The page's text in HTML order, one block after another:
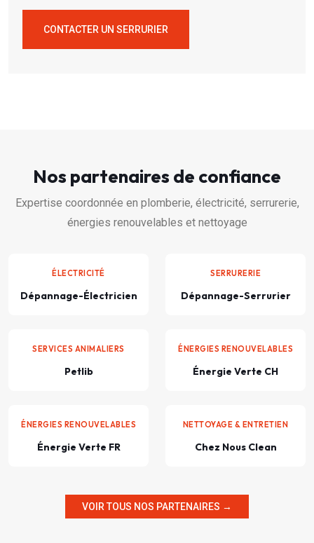
CONTACTER UN SERRURIER
Nos partenaires de confiance
Expertise coordonnée en plomberie, électricité, serrurerie,
énergies renouvelables et nettoyage
ÉLECTRICITÉ
Dépannage-Électricien
SERRURERIE
Dépannage-Serrurier
SERVICES ANIMALIERS
Petlib
ÉNERGIES RENOUVELABLES
Énergie Verte CH
ÉNERGIES RENOUVELABLES
Énergie Verte FR
NETTOYAGE & ENTRETIEN
Chez Nous Clean
VOIR TOUS NOS PARTENAIRES →